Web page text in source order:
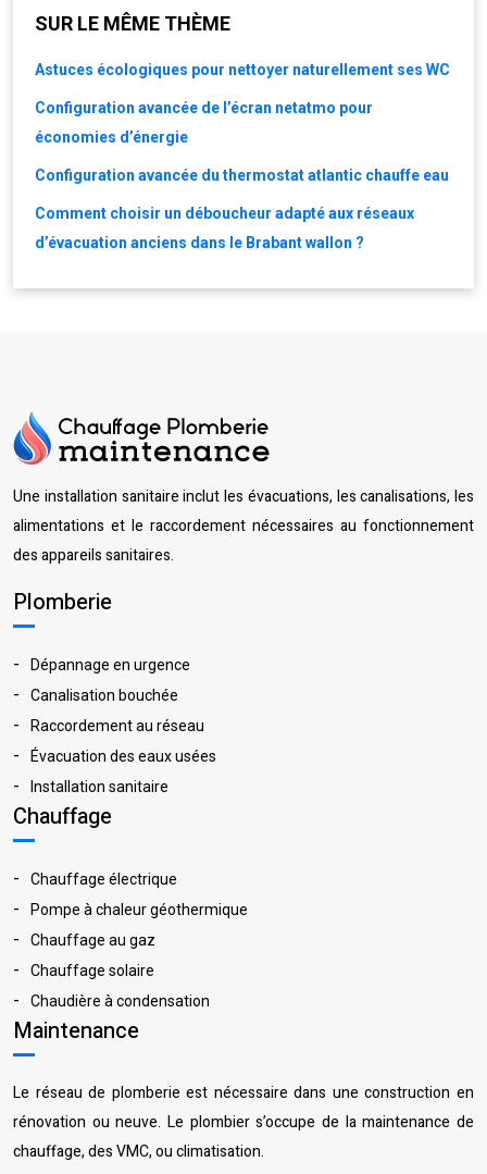
SUR LE MÊME THÈME
Astuces écologiques pour nettoyer naturellement ses WC
Configuration avancée de l’écran netatmo pour
économies d’énergie
Configuration avancée du thermostat atlantic chauffe eau
Comment choisir un déboucheur adapté aux réseaux
d’évacuation anciens dans le Brabant wallon ?
Une installation sanitaire inclut les évacuations, les canalisations, les
alimentations et le raccordement nécessaires au fonctionnement
des appareils sanitaires.
Plomberie
Dépannage en urgence
Canalisation bouchée
Raccordement au réseau
Évacuation des eaux usées
Installation sanitaire
Chauffage
Chauffage électrique
Pompe à chaleur géothermique
Chauffage au gaz
Chauffage solaire
Chaudière à condensation
Maintenance
Le réseau de plomberie est nécessaire dans une construction en
rénovation ou neuve. Le plombier s’occupe de la maintenance de
chauffage, des VMC, ou climatisation.